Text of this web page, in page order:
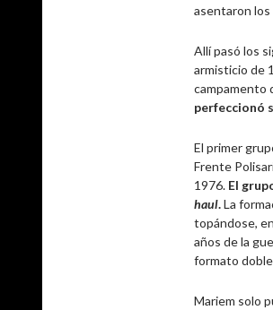
asentaron los
Allí pasó los
armisticio de
campamento
perfeccionó
El primer
Frente
1976. El
haul.La
topándose,
años de la
formato
Mariem solo